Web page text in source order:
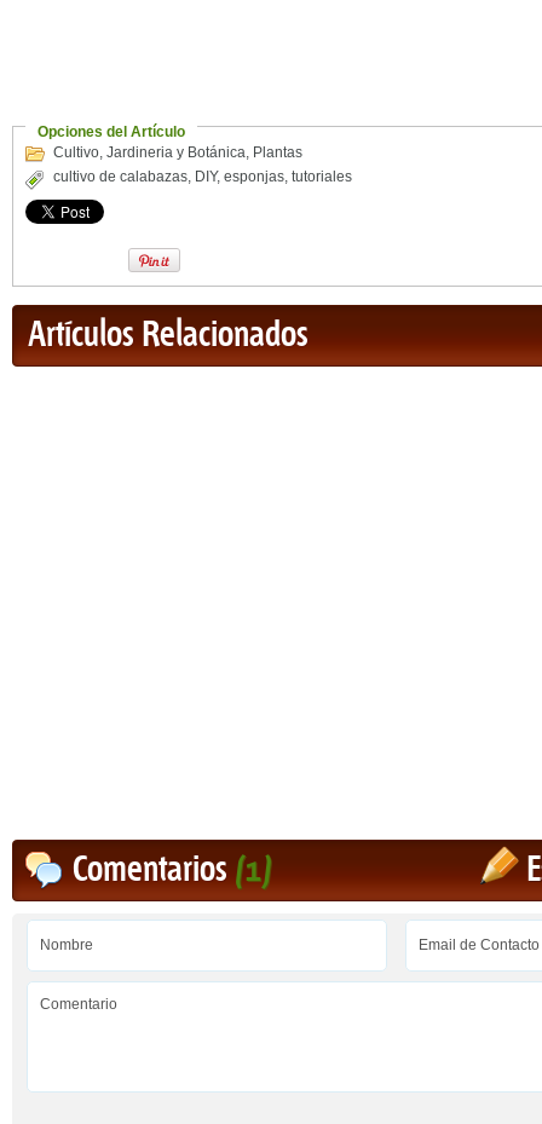
Opciones del Artículo
Cultivo, Jardineria y Botánica, Plantas
cultivo de calabazas, DIY, esponjas, tutoriales
Artículos Relacionados
Comentarios(1)